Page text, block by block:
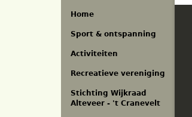
Home
Sport & ontspanning
Activiteiten
Recreatieve vereniging
Stichting Wijkraad
Alteveer - 't Cranevelt